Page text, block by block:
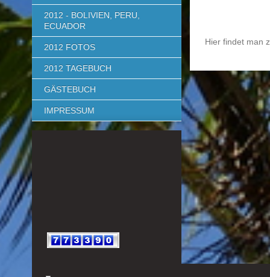
Hier findet man
2012 - BOLIVIEN, PERU,
ECUADOR
2012 FOTOS
2012 TAGEBUCH
GÄSTEBUCH
IMPRESSUM